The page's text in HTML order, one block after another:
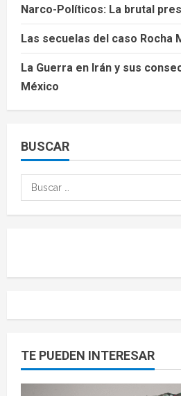
Narco-Políticos: La brutal
Las secuelas del caso Rocha
La Guerra en Irán y sus
México
BUSCAR
TE PUEDEN INTERESAR